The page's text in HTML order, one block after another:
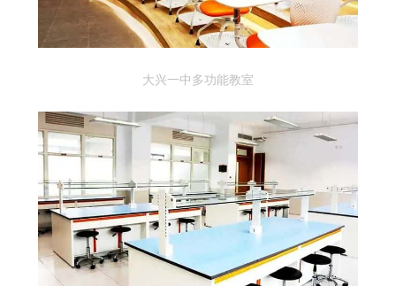
大兴一中多功能教室